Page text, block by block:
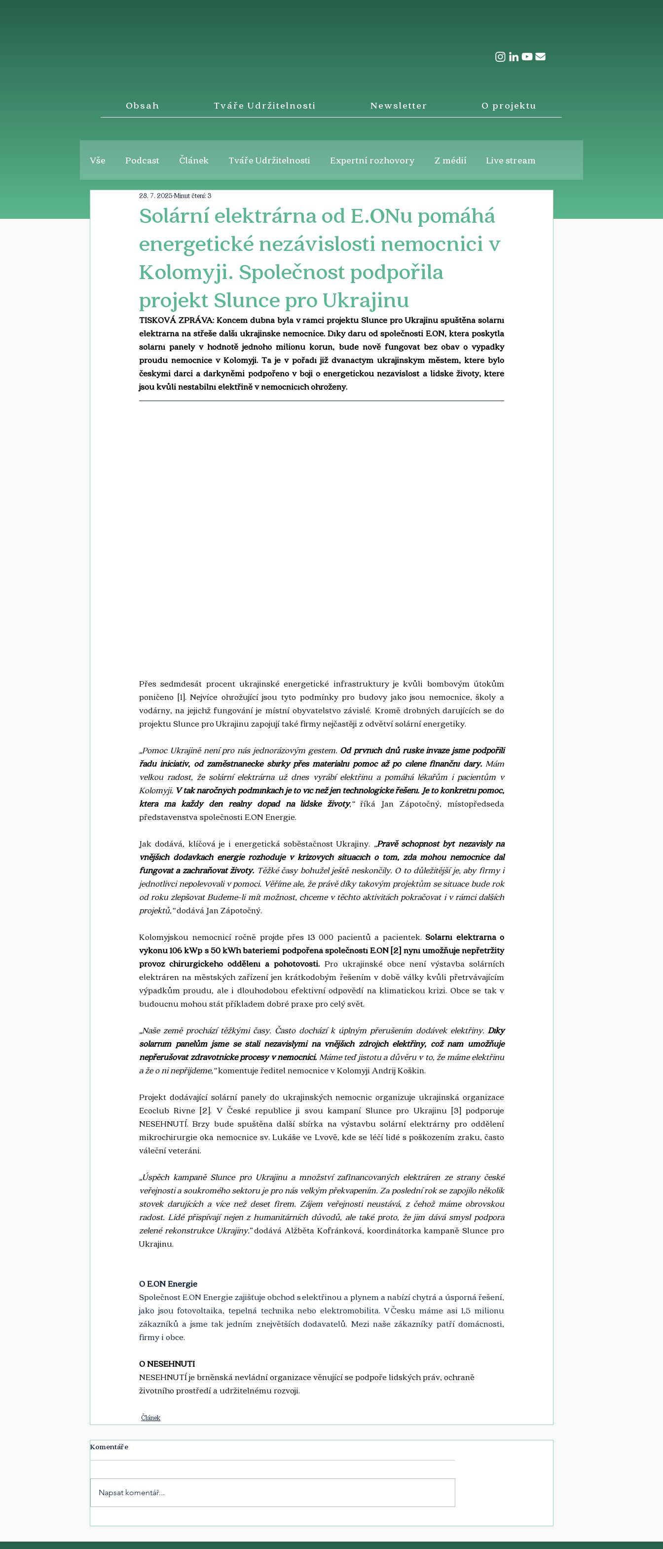
Obsah Tváře Udržitelnosti Newsletter O projektu
Vše Podcast Článek Tváře Udržitelnosti Expertní rozhovory Z médií Live stream
Solární elektrárna od E.ONu pomáhá
energetické nezávislosti nemocnici v
Kolomyji. Společnost podpořila
projekt Slunce pro Ukrajinu
28. 7. 2025 Minut čtení: 3
TISKOVÁ ZPRÁVA: Koncem dubna byla v rámci projektu Slunce pro Ukrajinu spuštěna solární
elektrárna na střeše další ukrajinské nemocnice. Díky daru od společnosti E.ON, která poskytla
solární panely v hodnotě jednoho milionu korun, bude nově fungovat bez obav o výpadky
proudu nemocnice v Kolomyji. Ta je v pořadí již dvanáctým ukrajinským městem, které bylo
českými dárci a dárkyněmi podpořeno v boji o energetickou nezávislost a lidské životy, které
jsou kvůli nestabilní elektřině v nemocnicích ohroženy.
Přes sedmdesát procent ukrajinské energetické infrastruktury je kvůli bombovým útokům
poničeno [1]. Nejvíce ohrožující jsou tyto podmínky pro budovy jako jsou nemocnice, školy a
vodárny, na jejichž fungování je místní obyvatelstvo závislé. Kromě drobných darujících se do
projektu Slunce pro Ukrajinu zapojují také firmy nejčastěji z odvětví solární energetiky.
„Pomoc Ukrajině není pro nás jednorázovým gestem. Od prvních dnů ruské invaze jsme podpořili
řadu iniciativ, od zaměstnanecké sbírky přes materiální pomoc až po cílené finanční dary. Mám
velkou radost, že solární elektrárna už dnes vyrábí elektřinu a pomáhá lékařům i pacientům v
Kolomyji. V tak náročných podmínkách je to víc než jen technologické řešení. Je to konkrétní pomoc,
která má každý den reálný dopad na lidské životy,“ říká Jan Zápotočný, místopředseda
představenstva společnosti E.ON Energie.
Jak dodává, klíčová je i energetická soběstačnost Ukrajiny. „Právě schopnost být nezávislý na
vnějších dodávkách energie rozhoduje v krizových situacích o tom, zda mohou nemocnice dál
fungovat a zachraňovat životy. Těžké časy bohužel ještě neskončily. O to důležitější je, aby firmy i
jednotlivci nepolevovali v pomoci. Věříme ale, že právě díky takovým projektům se situace bude rok
od roku zlepšovat Budeme-li mít možnost, chceme v těchto aktivitách pokračovat i v rámci dalších
projektů,“ dodává Jan Zápotočný.
Kolomyjskou nemocnicí ročně projde přes 13 000 pacientů a pacientek. Solární elektrárna o
výkonu 106 kWp s 50 kWh bateriemi podpořená společností E.ON [2] nyní umožňuje nepřetržitý
provoz chirurgického oddělení a pohotovosti. Pro ukrajinské obce není výstavba solárních
elektráren na městských zařízení jen krátkodobým řešením v době války kvůli přetrvávajícím
výpadkům proudu, ale i dlouhodobou efektivní odpovědí na klimatickou krizi. Obce se tak v
budoucnu mohou stát příkladem dobré praxe pro celý svět.
„Naše země prochází těžkými časy. Často dochází k úplným přerušením dodávek elektřiny. Díky
solárním panelům jsme se stali nezávislými na vnějších zdrojích elektřiny, což nám umožňuje
nepřerušovat zdravotnické procesy v nemocnici. Máme teď jistotu a důvěru v to, že máme elektřinu
a že o ni nepřijdeme,“ komentuje ředitel nemocnice v Kolomyji Andrij Koškin.
Projekt dodávající solární panely do ukrajinských nemocnic organizuje ukrajinská organizace
Ecoclub Rivne [2]. V České republice ji svou kampaní Slunce pro Ukrajinu [3] podporuje
NESEHNUTÍ. Brzy bude spuštěna další sbírka na výstavbu solární elektrárny pro oddělení
mikrochirurgie oka nemocnice sv. Lukáše ve Lvově, kde se léčí lidé s poškozením zraku, často
váleční veteráni.
„Úspěch kampaně Slunce pro Ukrajinu a množství zafinancovaných elektráren ze strany české
veřejnosti a soukromého sektoru je pro nás velkým překvapením. Za poslední rok se zapojilo několik
stovek darujících a více než deset firem. Zájem veřejnosti neustává, z čehož máme obrovskou
radost. Lidé přispívají nejen z humanitárních důvodů, ale také proto, že jim dává smysl podpora
zelené rekonstrukce Ukrajiny.” dodává Alžběta Kofránková, koordinátorka kampaně Slunce pro
Ukrajinu.
O E.ON Energie
Společnost E.ON Energie zajišťuje obchod s elektřinou a plynem a nabízí chytrá a úsporná řešení,
jako jsou fotovoltaika, tepelná technika nebo elektromobilita. V Česku máme asi 1,5 milionu
zákazníků a jsme tak jedním z největších dodavatelů. Mezi naše zákazníky patří domácnosti,
firmy i obce.
O NESEHNUTÍ
NESEHNUTÍ je brněnská nevládní organizace věnující se podpoře lidských práv, ochraně
životního prostředí a udržitelnému rozvoji.
Článek
Komentáře
Napsat komentář...